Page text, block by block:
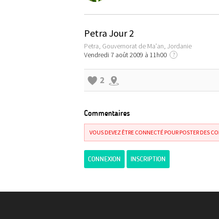
Petra Jour 2
Petra, Gouvernorat de Ma'an, Jordanie
Vendredi 7 août 2009 à 11h00
?
2
Commentaires
VOUS DEVEZ ÊTRE CONNECTÉ POUR POSTER DES
CONNEXION INSCRIPTION